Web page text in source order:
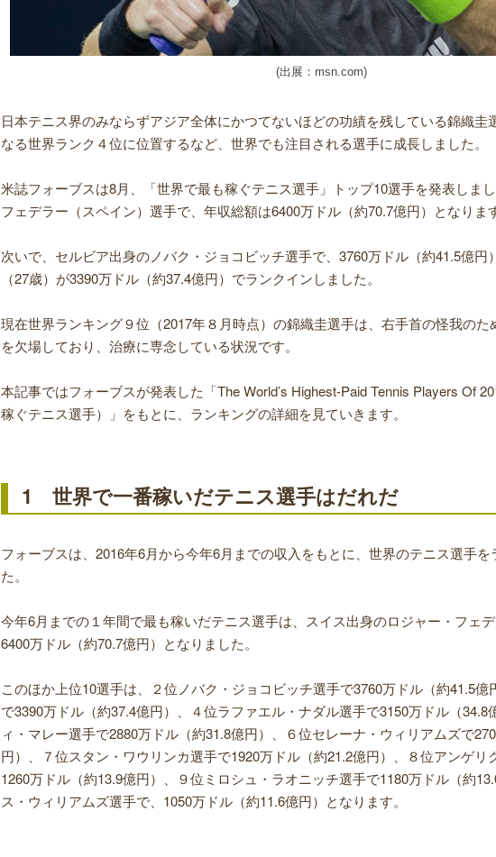
(出展：msn.com)
日本テニス界のみならずアジア全体にかつてないほどの功績を残している錦織圭
なる世界ランク４位に位置するなど、世界でも注目される選手に成長しました。
米誌フォーブスは8月、「世界で最も稼ぐテニス選手」トップ10選手を発表しま
フェデラー（スペイン）選手で、年収総額は6400万ドル（約70.7億円）となります
次いで、セルビア出身のノバク・ジョコビッチ選手で、3760万ドル（約41.5億円
（27歳）が3390万ドル（約37.4億円）でランクインしました。
現在世界ランキング９位（2017年８月時点）の錦織圭選手は、右手首の怪我のた
を欠場しており、治療に専念している状況です。
本記事ではフォーブスが発表した「The World’s Highest-Paid Tennis Players Of
稼ぐテニス選手）」をもとに、ランキングの詳細を見ていきます。
1 世界で一番稼いだテニス選手はだれだ
フォーブスは、2016年6月から今年6月までの収入をもとに、世界のテニス選手を
た。
今年6月までの１年間で最も稼いだテニス選手は、スイス出身のロジャー・フェ
6400万ドル（約70.7億円）となりました。
このほか上位10選手は、２位ノバク・ジョコビッチ選手で3760万ドル（約41.5
で3390万ドル（約37.4億円）、４位ラファエル・ナダル選手で3150万ドル（34.8
ィ・マレー選手で2880万ドル（約31.8億円）、６位セレーナ・ウィリアムズで
円）、７位スタン・ワウリンカ選手で1920万ドル（約21.2億円）、８位アンゲリ
1260万ドル（約13.9億円）、９位ミロシュ・ラオニッチ選手で1180万ドル（約
ス・ウィリアムズ選手で、1050万ドル（約11.6億円）となります。